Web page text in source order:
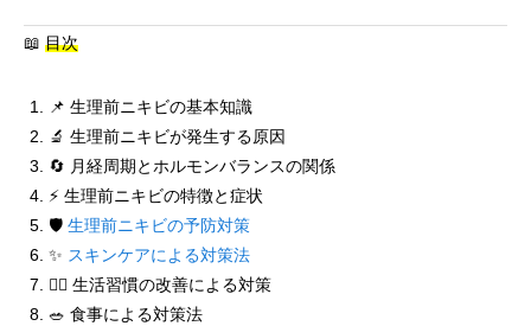
📖 目次
📌 生理前ニキビの基本知識
🔬 生理前ニキビが発生する原因
🔄 月経周期とホルモンバランスの関係
⚡ 生理前ニキビの特徴と症状
🛡️ 生理前ニキビの予防対策
✨ スキンケアによる対策法
🏃‍♀️ 生活習慣の改善による対策
🥗 食事による対策法